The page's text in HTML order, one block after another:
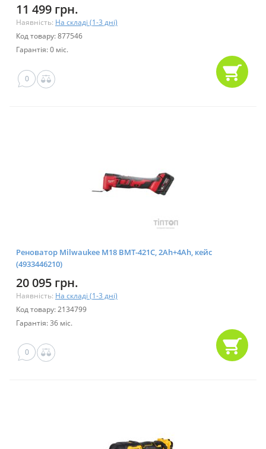
11 499 грн.
Наявність: На складі (1-3 дні)
Код товару: 877546
Гарантія: 0 міс.
0
Реноватор Milwaukee M18 BMT-421C, 2Ah+4Ah, кейс
(4933446210)
20 095 грн.
Наявність: На складі (1-3 дні)
Код товару: 2134799
Гарантія: 36 міс.
0